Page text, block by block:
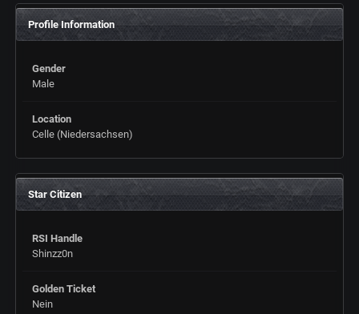
Profile Information
Gender
Male
Location
Celle (Niedersachsen)
Star Citizen
RSI Handle
Shinzz0n
Golden Ticket
Nein